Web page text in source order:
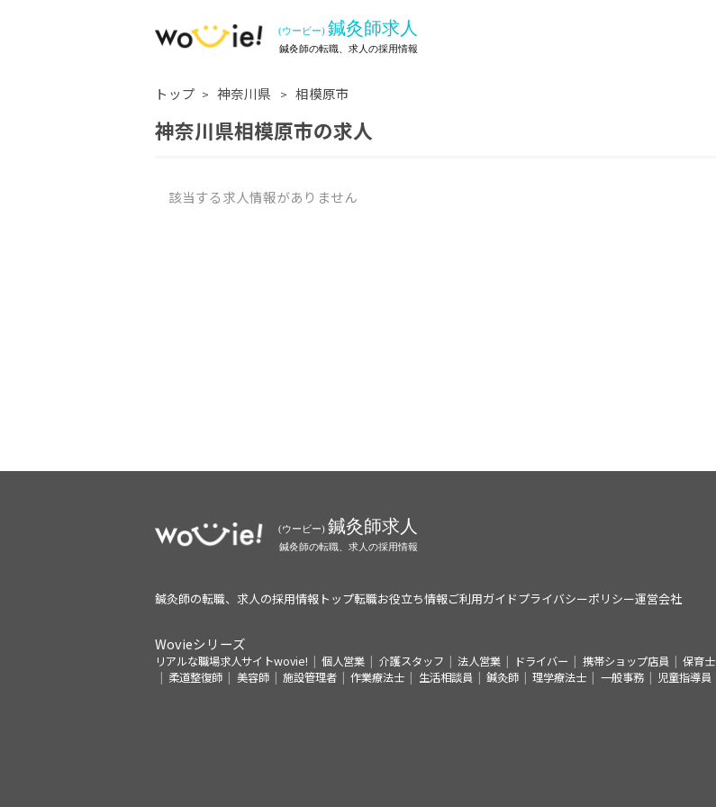
トップ 神奈川県 相模原市
神奈川県相模原市の求人
該当する求人情報がありません
鍼灸師の転職、求人の採用情報トップ転職お役立ち情報ご利用ガイドプライバシーポリシー運営会社
Wovieシリーズ
リアルな職場求人サイトwovie! 個人営業 介護スタッフ 法人営業 ドライバー 携帯ショップ店員 保育士
柔道整復師
美容師 施設管理者 作業療法士 生活相談員 鍼灸師 理学療法士 一般事務 児童指導員